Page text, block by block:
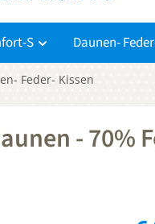
S Daunen-
Feder- Kissen
- 70%